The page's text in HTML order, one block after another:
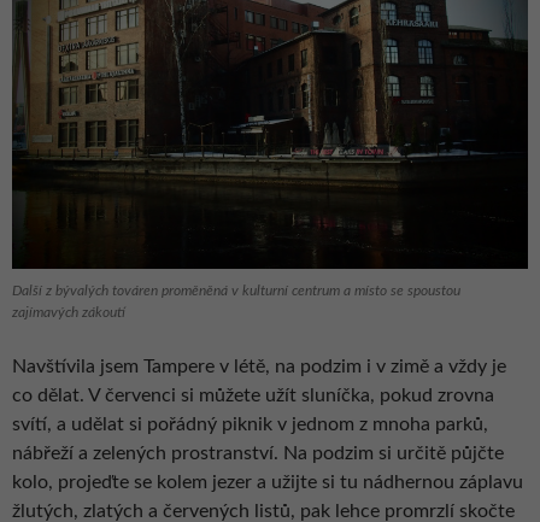
Další z bývalých továren proměněná v kulturní centrum a místo se spoustou
zajímavých zákoutí
Navštívila jsem Tampere v létě, na podzim i v zimě a vždy je
co dělat. V červenci si můžete užít sluníčka, pokud zrovna
svítí, a udělat si pořádný piknik v jednom z mnoha parků,
nábřeží a zelených prostranství. Na podzim si určitě půjčte
kolo, projeďte se kolem jezer a užijte si tu nádhernou záplavu
žlutých, zlatých a červených listů, pak lehce promrzlí skočte